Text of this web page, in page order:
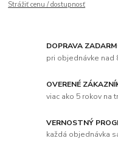
Strážiť cenu / dostupnosť
DOPRAVA
pri objednávke nad
OVERENÉ
viac ako 5 rokov na
VERNOSTNÝ
každá objednávka